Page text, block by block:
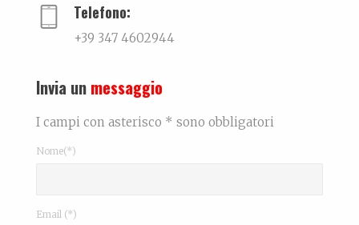
Telefono:
+39 347 4602944
Invia un messaggio
I campi con asterisco * sono obbligatori
Nome(*)
Email (*)